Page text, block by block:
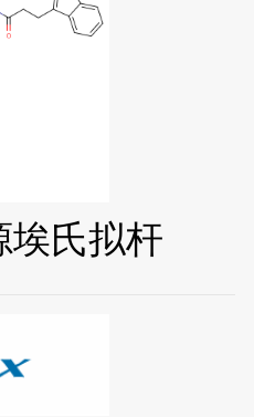
埃氏拟杆